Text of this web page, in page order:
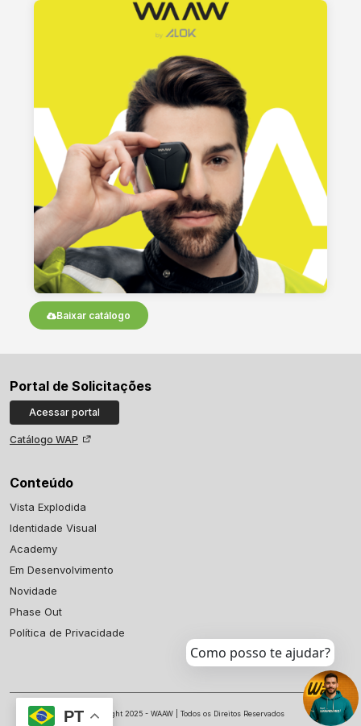
Baixar catálogo
Portal de Solicitações
Acessar portal
Catálogo WAP
Conteúdo
Vista Explodida
Identidade Visual
Academy
Em Desenvolvimento
Novidade
Phase Out
Política de Privacidade
© Copyright 2025 - WAAW | Todos os Direitos Reservados
PT
Como posso te ajudar?